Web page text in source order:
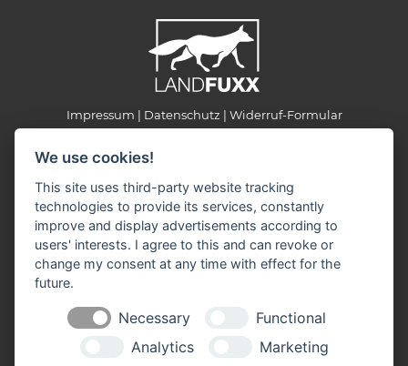
Impressum Datenschutz Widerruf-Formular
LANDFUXX BLD
Berliner Straße 49
16868 Wusterhausen / Dosse
Telefon/WhatsApp: +49 33979 519077
Montag - Freitag: 8:30 - 18:00 Uhr
Samstag: 8:30 - 14:00 Uhr
We use cookies!
This site uses third-party website tracking
technologies to provide its services, constantly
improve and display advertisements according to
users' interests. I agree to this and can revoke or
change my consent at any time with effect for the
future.
Necessary
Functional
Analytics
Marketing